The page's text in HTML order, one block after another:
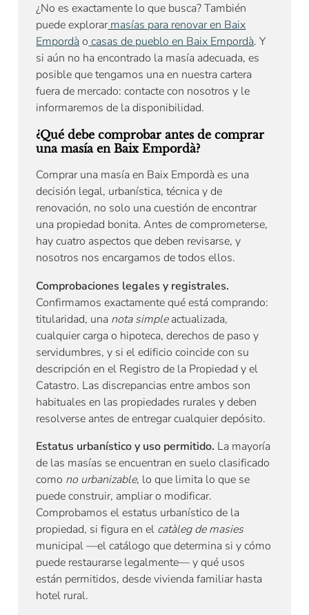
¿No es exactamente lo que busca? También
puede explorarmasías para renovar en Baix
Empordà o casas de pueblo en Baix Empordà. Y
si aún no ha encontrado la masía adecuada, es
posible que tengamos una en nuestra cartera
fuera de mercado: contacte con nosotros y le
informaremos de la disponibilidad.
¿Qué debe comprobar antes de comprar
una masía en Baix Empordà?
Comprar una masía en Baix Empordà es una
decisión legal, urbanística, técnica y de
renovación, no solo una cuestión de encontrar
una propiedad bonita. Antes de comprometerse,
hay cuatro aspectos que deben revisarse, y
nosotros nos encargamos de todos ellos.
Comprobaciones legales y registrales.
Confirmamos exactamente qué está comprando:
titularidad, una nota simpleactualizada,
cualquier carga o hipoteca, derechos de paso y
servidumbres, y si el edificio coincide con su
descripción en el Registro de la Propiedad y el
Catastro. Las discrepancias entre ambos son
habituales en las propiedades rurales y deben
resolverse antes de entregar cualquier depósito.
Estatus urbanístico y uso permitido. La mayoría
de las masías se encuentran en suelo clasificado
como no urbanizable, lo que limita lo que se
puede construir, ampliar o modificar.
Comprobamos el estatus urbanístico de la
propiedad, si figura en el catàleg de masies
municipal —el catálogo que determina si y cómo
puede restaurarse legalmente— y qué usos
están permitidos, desde vivienda familiar hasta
hotel rural.